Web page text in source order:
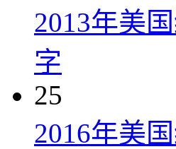
2013年美
字
25
2016年美